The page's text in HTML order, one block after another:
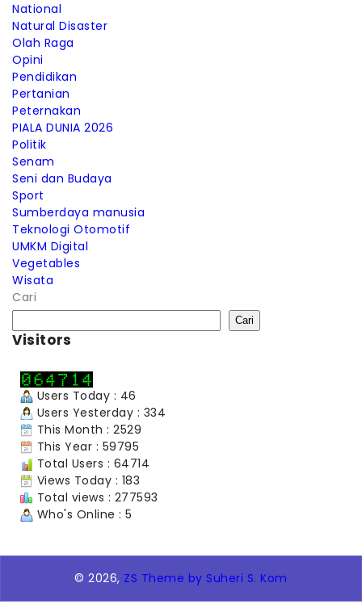
National
Natural Disaster
Olah Raga
Opini
Pendidikan
Pertanian
Peternakan
PIALA DUNIA 2026
Politik
Senam
Seni dan Budaya
Sport
Sumberdaya manusia
Teknologi Otomotif
UMKM Digital
Vegetables
Wisata
Cari
Cari
Visitors
Users Today : 46
Users Yesterday : 334
This Month : 2529
This Year : 59795
Total Users : 64714
Views Today : 183
Total views : 277593
Who's Online : 5
© 2026, ZS Theme by Suheri S. Kom